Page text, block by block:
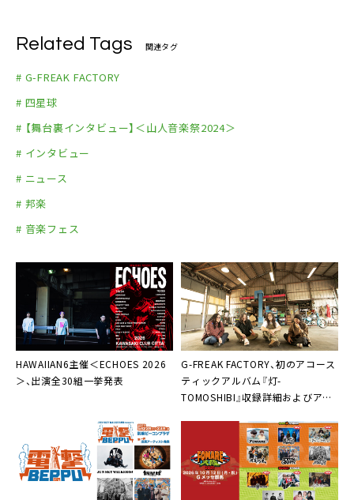
Related Tags 関連タグ
# G-FREAK FACTORY
# 四星球
# 【舞台裏インタビュー】＜山人音楽祭2024＞
# インタビュー
# ニュース
# 邦楽
# 音楽フェス
HAWAIIAN6主催＜ECHOES 2026
＞、出演全30組一挙発表
G-FREAK FACTORY、初のアコース
ティックアルバム『灯-
TOMOSHIBI』収録詳細およびアー